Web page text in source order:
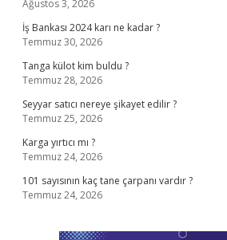
Ağustos 3, 2026
İş Bankası 2024 karı ne kadar ?
Temmuz 30, 2026
Tanga külot kim buldu ?
Temmuz 28, 2026
Seyyar satıcı nereye şikayet edilir ?
Temmuz 25, 2026
Karga yırtıcı mı ?
Temmuz 24, 2026
101 sayısının kaç tane çarpanı vardır ?
Temmuz 24, 2026